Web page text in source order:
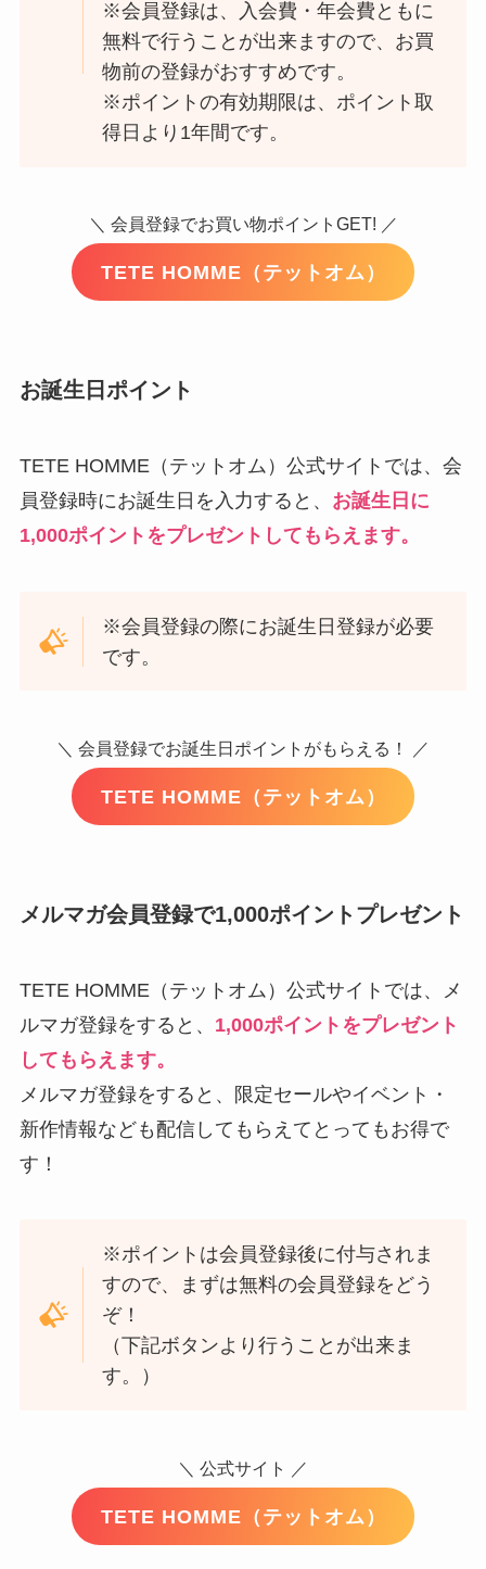
※会員登録は、入会費・年会費ともに
無料で行うことが出来ますので、お買
物前の登録がおすすめです。
※ポイントの有効期限は、ポイント取
得日より1年間です。
＼ 会員登録でお買い物ポイントGET! ／
TETE HOMME（テットオム）
お誕生日ポイント
TETE HOMME（テットオム）公式サイトでは、会
員登録時にお誕生日を入力すると、 お誕生日に
1,000ポイントをプレゼントしてもらえます。
※会員登録の際にお誕生日登録が必要
です。
＼ 会員登録でお誕生日ポイントがもらえる！ ／
TETE HOMME（テットオム）
メルマガ会員登録で1,000ポイントプレゼント
TETE HOMME（テットオム）公式サイトでは、メ
ルマガ登録をすると、 1,000ポイントをプレゼント
してもらえます。
メルマガ登録をすると、限定セールやイベント・
新作情報なども配信してもらえてとってもお得で
す！
※ポイントは会員登録後に付与されま
すので、まずは無料の会員登録をどう
ぞ！
（下記ボタンより行うことが出来ま
す。）
＼ 公式サイト ／
TETE HOMME（テットオム）